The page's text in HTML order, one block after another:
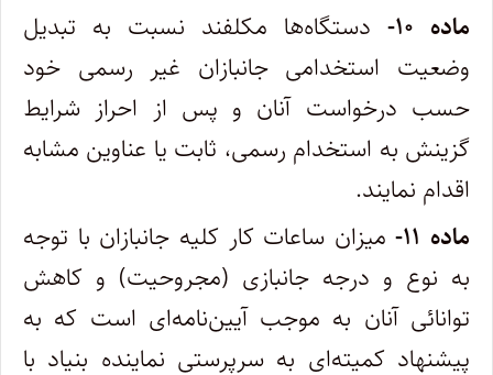
ماده ۱۰-
دستگاه‌ها مکلفند نسبت به تبدیل
وضعیت استخدامی جانبازان غیر رسمی خود
حسب درخواست آنان و پس از احراز شرایط
گزینش به استخدام رسمی، ثابت یا عناوین مشابه
اقدام نمایند.
ماده ۱۱-
میزان ساعات کار کلیه جانبازان با توجه
به نوع و درجه جانبازی (مجروحیت) و کاهش
توانائی آنان به موجب آیین‌نامه‌ای است که به
پیشنهاد کمیته‌ای به سرپرستی نماینده بنیاد با